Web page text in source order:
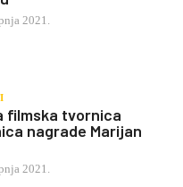
2021.
filmska tvornica
nagrade Marijan
2021.